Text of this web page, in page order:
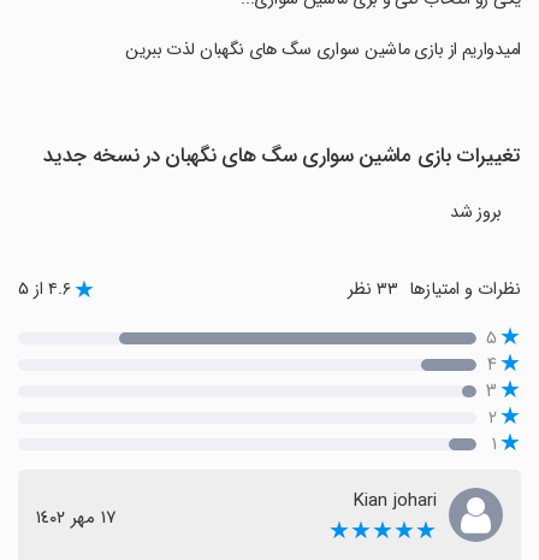
‏امیدواریم از بازی ماشین سواری سگ های نگهبان لذت ببرین
تغییرات بازی ماشین سواری سگ های نگهبان در نسخه جدید
بروز شد
نظرات و امتیازها ۴.۶ از ۵
۵
۴
۳
۲
۱
Kian johari
★★★★★ ١٧ مهر ١٤٠٢